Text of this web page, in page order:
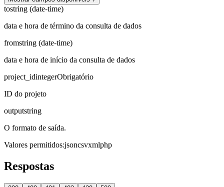
tostring (date-time)
data e hora de término da consulta de dados
fromstring (date-time)
data e hora de início da consulta de dados
project_idintegerObrigatório
ID do projeto
outputstring
O formato de saída.
Valores permitidos:jsoncsvxmlphp
Respostas